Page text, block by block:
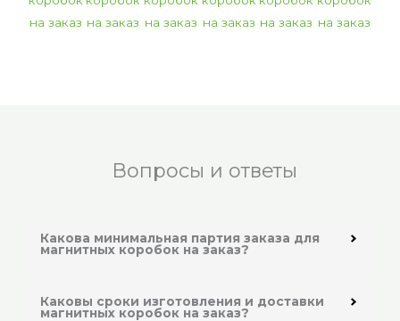
Вопросы и ответы
Какова минимальная партия заказа для
магнитных коробок на заказ?
Каковы сроки изготовления и доставки
магнитных коробок на заказ?